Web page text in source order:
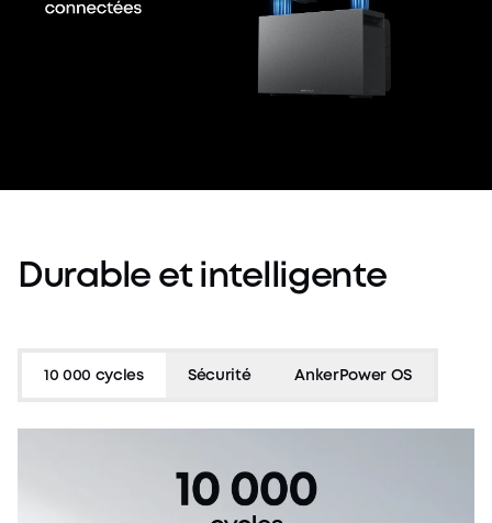
Durable et intelligente
10 000 cycles Sécurité AnkerPower OS